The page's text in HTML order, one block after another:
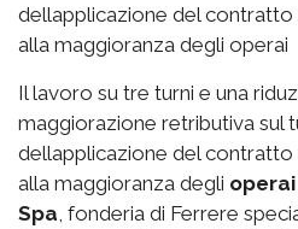
dellapplicazione del
alla maggioranza degli operai
Il lavoro su tre turni e una
maggiorazione retributiva sul
dellapplicazione del
alla maggioranza degli
Spa , fonderia di Ferrere